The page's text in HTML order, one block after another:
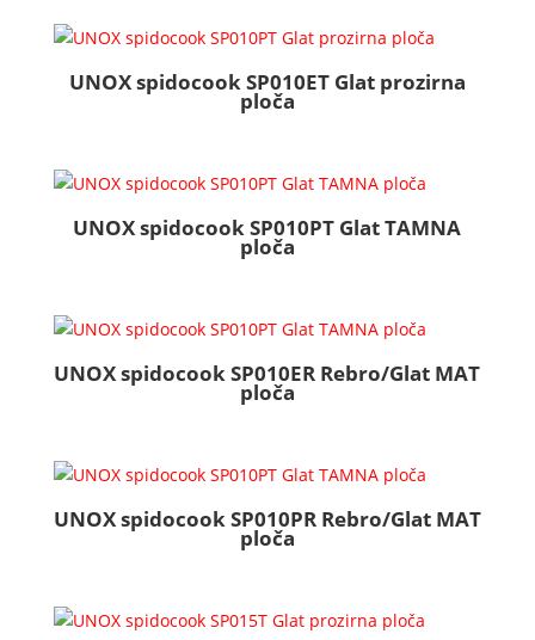
UNOX spidocook SP010ET Glat prozirna
ploča
UNOX spidocook SP010PT Glat TAMNA
ploča
UNOX spidocook SP010ER Rebro/Glat MAT
ploča
UNOX spidocook SP010PR Rebro/Glat MAT
ploča